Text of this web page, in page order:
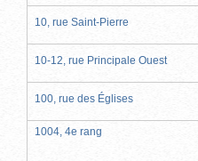
10, rue Saint-Pierre
10-12, rue Principale Ouest
100, rue des Églises
1004, 4e rang